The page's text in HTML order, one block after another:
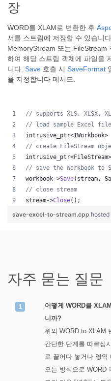
장
WORD를 XLAM로 변환한 후
서를 스트림에 저장할 수 있습니
MemoryStream 또는 FileStream
하여 해당 스트림 객체에 파일을
니다. Save 호출 시 SaveFormat
을 지정합니다 메서드.
// supports XLS, XLSX,
// load sample Excel file
// create FileStream
// save the Workbook to
workbook->Save(stream,
// close stream
stream->Close();
save-excel-to-stream.cpp
자주 묻는 질문
어떻게 WORD를
니까?
위의 WORD to XLAM
간단한 단계를 따르십
로 끌어다 놓거나 영역
오는 방식으로 WORD